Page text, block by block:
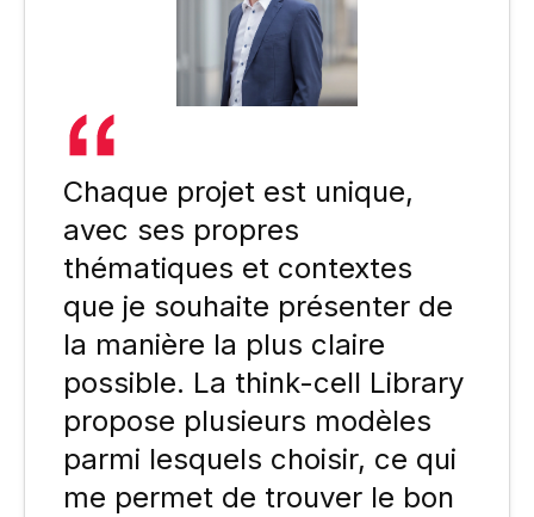
Chaque projet est unique,
avec ses propres
thématiques et contextes
que je souhaite présenter de
la manière la plus claire
possible. La think-cell Library
propose plusieurs modèles
parmi lesquels choisir, ce qui
me permet de trouver le bon